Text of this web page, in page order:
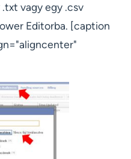
vagy egy .csv
Editorba. [caption